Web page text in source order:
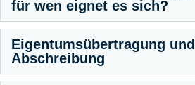
für wen eignet es sich?
Eigentumsübertragung und
Abschreibung